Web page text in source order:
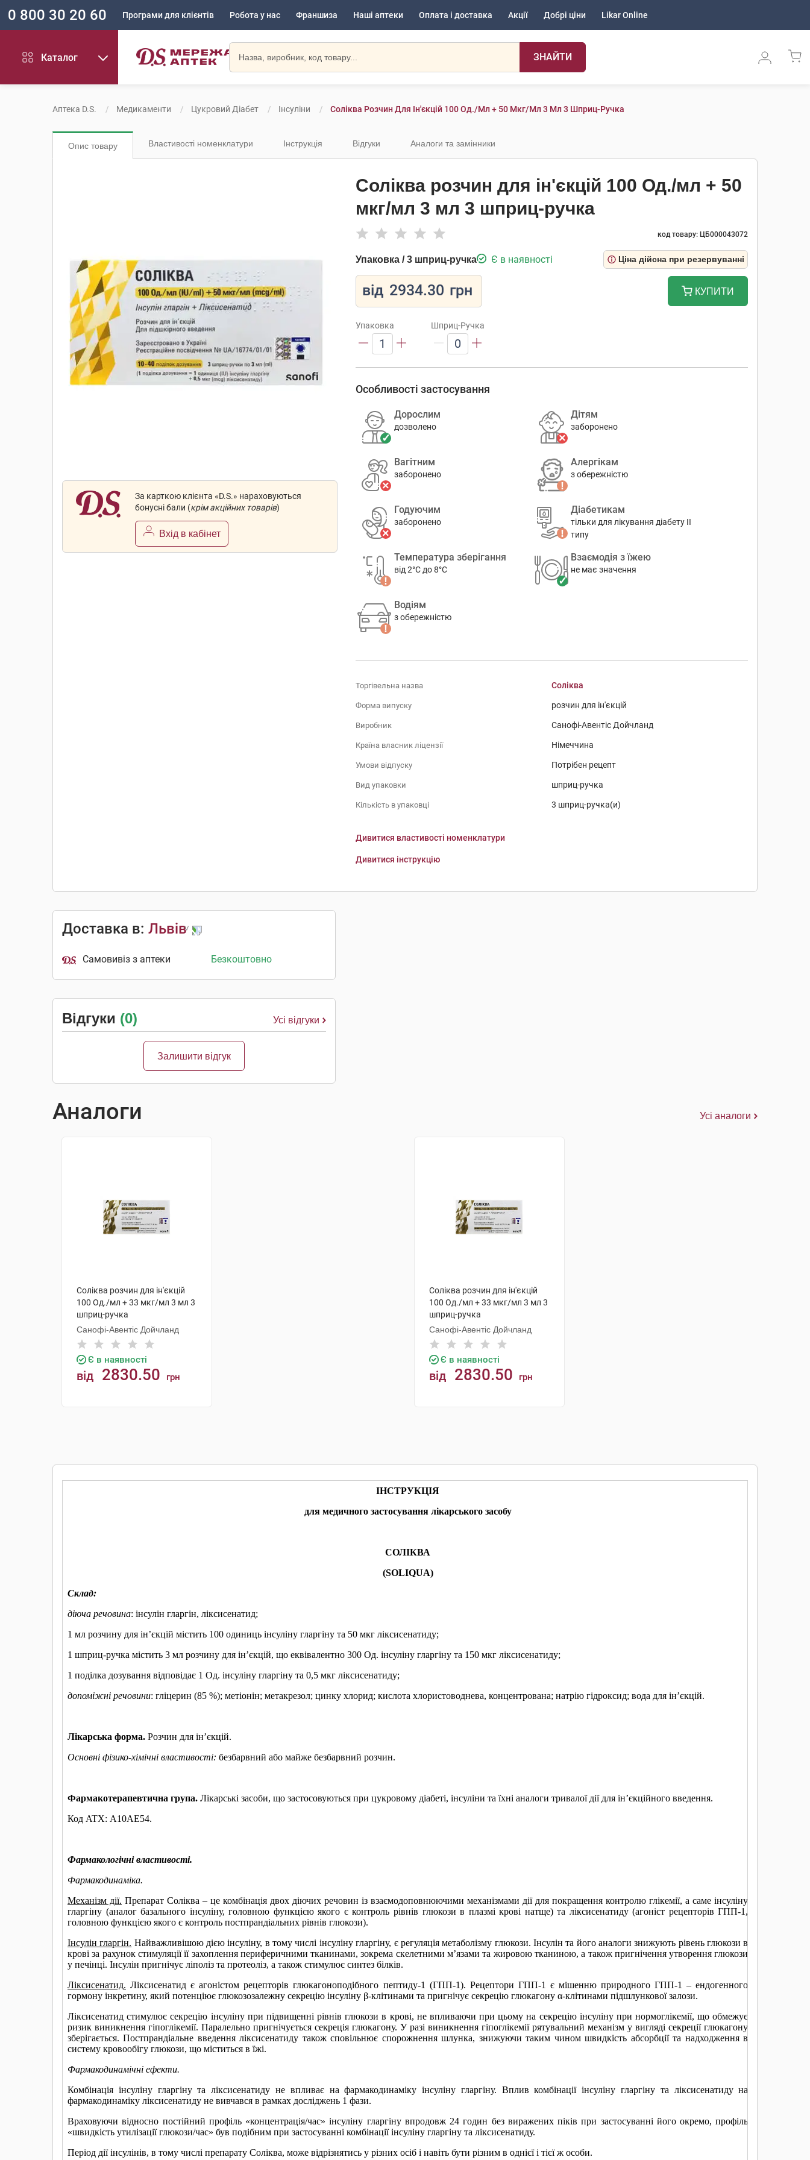
0 800 30 20 60 Програми для клієнтів Робота у нас Франшиза Наші аптеки Оплата і доставка Акції Добрі ціни Likar Online
Каталог ЗНАЙТИ
Аптека D.S. Медикаменти Цукровий Діабет Інсуліни Соліква Розчин Для Ін'єкцій 100 Од./мл + 50 Мкг/мл 3 Мл 3 Шприц-Ручка
Опис товару Властивості номенклатури Інструкція Відгуки Аналоги та замінники
За карткою клієнта «D.S.» нараховуються
бонусні бали (крім акційних товарів)
Вхід в кабінет
Соліква розчин для ін'єкцій 100 Од./мл + 50
мкг/мл 3 мл 3 шприц-ручка
код товару: ЦБ000043072
Упаковка / 3 шприц-ручка Є в наявності Ціна дійсна при резервуванні
від 2934.30 грн КУПИТИ
Упаковка
1
Шприц-Ручка
0
Особливості застосування
Дорослим
дозволено
Дітям
заборонено
Вагітним
заборонено
Алергікам
з обережністю
Годуючим
заборонено
Діабетикам
тільки для лікування діабету II
типу
Температура зберігання
від 2°C до 8°C
Взаємодія з їжею
не має значення
Водіям
з обережністю
Торгівельна назва Соліква
Форма випуску розчин для ін'єкцій
Виробник Санофі-Авентіс Дойчланд
Країна власник ліцензії Німеччина
Умови відпуску Потрібен рецепт
Вид упаковки шприц-ручка
Кількість в упаковці 3 шприц-ручка(и)
Дивитися властивості номенклатури
Дивитися інструкцію
Доставка в: Львів
Самовивіз з аптеки Безкоштовно
Відгуки (0) Усі відгуки
Залишити відгук
Аналоги Усі аналоги
Соліква розчин для ін'єкцій
100 Од./мл + 33 мкг/мл 3 мл 3
шприц-ручка
Санофі-Авентіс Дойчланд
Є в наявності
від 2830.50 грн
Соліква розчин для ін'єкцій
100 Од./мл + 33 мкг/мл 3 мл 3
шприц-ручка
Санофі-Авентіс Дойчланд
Є в наявності
від 2830.50 грн